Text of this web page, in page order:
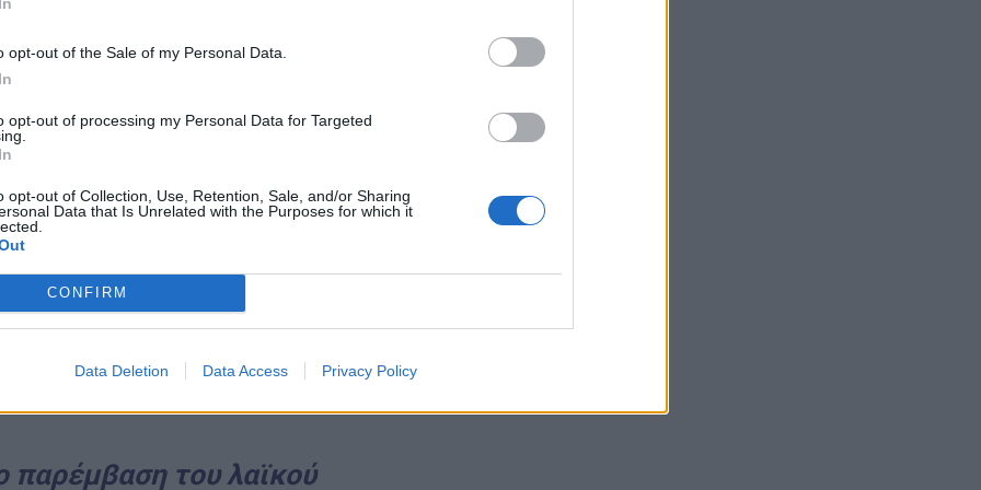
opt-out of the Sale of my Personal Data.
opt-out of processing my Personal Data for Targeted
opt-out of Collection, Use, Retention, Sale, and/or Sharing
Data that Is Unrelated with the Purposes for which it
CONFIRM
Data Deletion Data Access Privacy Policy
Κατσώτης και η Κωνσταντίνα Κούνεβα.
του λαϊκού